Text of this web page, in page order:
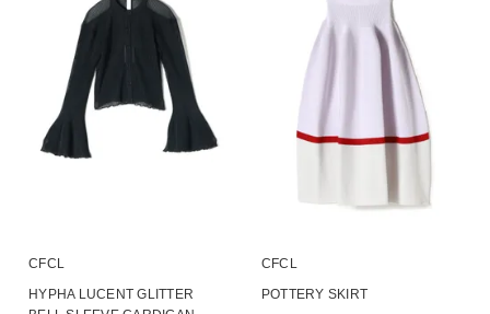
CFCL
HYPHA LUCENT GLITTER
CFCL
POTTERY SKIRT